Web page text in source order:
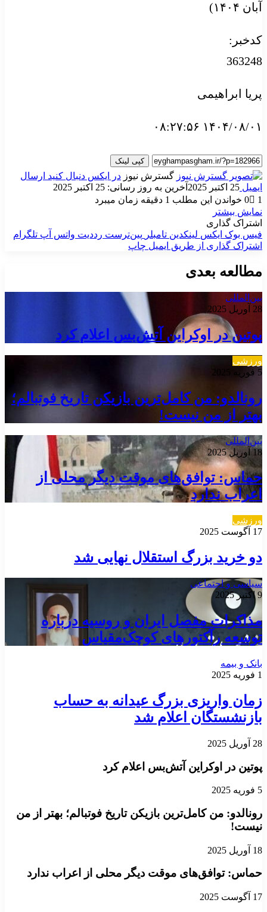
آبان ۱۴۰۴)
کدخبر:
363248
پریا ابراهیمی
۱۴۰۴/۰۸/۰۱ ۰۸:۲۷:۵۶
کپی لینک
گسترش نیوز در ایکس دنبال کنید ارسال
ایمیل 25 اکتبر 2025
آخرین به روز رسانی: 25 اکتبر 2025
0
1
خواندن این مطلب 1 دقیقه زمان میبرد
نمایش بیشتر
اشتراک گذاری
فیس بوک ایکس لینکدین ‫تامبلر ‫پین‌ترست ‫رددیت واتس آپ تلگرام
اشتراک گذاری از طریق ایمیل چاپ
مطالعه بعدی
بین‌المللی
28 آوریل 2025
پوتین در اوکراین آتش‌بس اعلام کرد
ورزشی
5 فوریه 2025
رونالدو: من کامل‌ترین بازیکن تاریخ فوتبالم؛
بهتر از من نیست!
بین‌المللی
18 آوریل 2025
حماس: توافق‌های موقت دیگر محلی از
اعراب ندارد
ورزشی
17 آگوست 2025
دو خرید بزرگ استقلال نهایی شد
سیاسی و اجتماعی
9 اکتبر 2025
مذاکرات مفصل ایران و روسیه درباره
توسعه رآکتورهای کوچک‌مقیاس
بانک و بیمه
1 فوریه 2025
زمان واریزی بزرگ عیدانه به حساب
بازنشستگان اعلام شد
28 آوریل 2025
پوتین در اوکراین آتش‌بس اعلام کرد
5 فوریه 2025
رونالدو: من کامل‌ترین بازیکن تاریخ فوتبالم؛ بهتر از من
نیست!
18 آوریل 2025
حماس: توافق‌های موقت دیگر محلی از اعراب ندارد
17 آگوست 2025